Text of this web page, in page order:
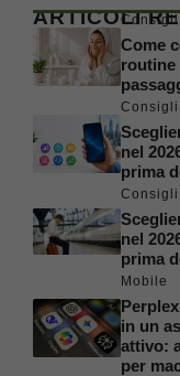
ARTICOLIConsigli
Come
routine
Consigli
nel
prima
Consigli
nel
prima
Mobile
in un
attivo:
per